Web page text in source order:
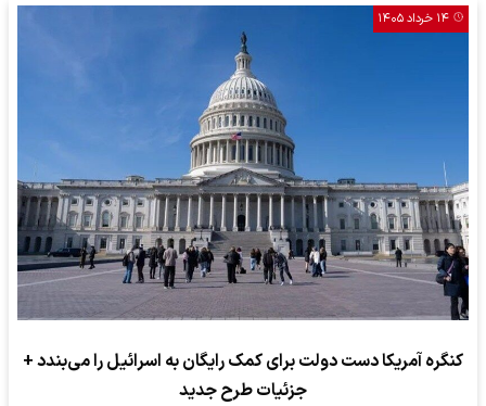
۱۴ خرداد ۱۴۰۵
کنگره آمریکا دست دولت برای کمک رایگان به اسرائیل را می‌بندد +
جزئیات طرح جدید